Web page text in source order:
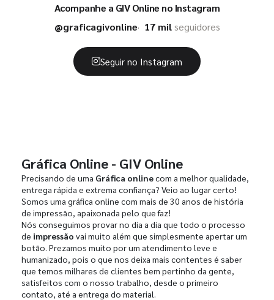
Acompanhe a GIV Online no Instagram
@graficagivonline
17 milseguidores
Seguir no Instagram
Gráfica Online - GIV Online
Precisando de uma Gráfica onlinecom a melhor qualidade,
entrega rápida e extrema confiança? Veio ao lugar certo!
Somos uma gráfica online com mais de 30 anos de história
de impressão, apaixonada pelo que faz!
Nós conseguimos provar no dia a dia que todo o processo
de impressão vai muito além que simplesmente apertar um
botão. Prezamos muito por um atendimento leve e
humanizado, pois o que nos deixa mais contentes é saber
que temos milhares de clientes bem pertinho da gente,
satisfeitos com o nosso trabalho, desde o primeiro
contato, até a entrega do material.